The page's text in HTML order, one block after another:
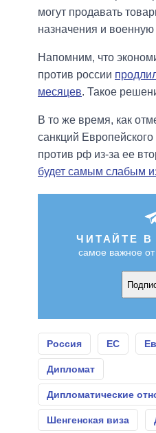
могут продавать
назначения и
Напомним, что
против россии
месяцев. Такое
В то же время, как
санкций
против рф из-за ее
будет самым слабым
ЧИТАЙТЕ В
самое важное
Россия ЕС
Дипломат
Дипломатические
Шенгенская виза